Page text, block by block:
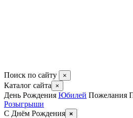
Поиск по сайту ×
Каталог сайта ×
День Рождения Юбилей Пожелания
Розыгрыши
С Днём Рождения ×